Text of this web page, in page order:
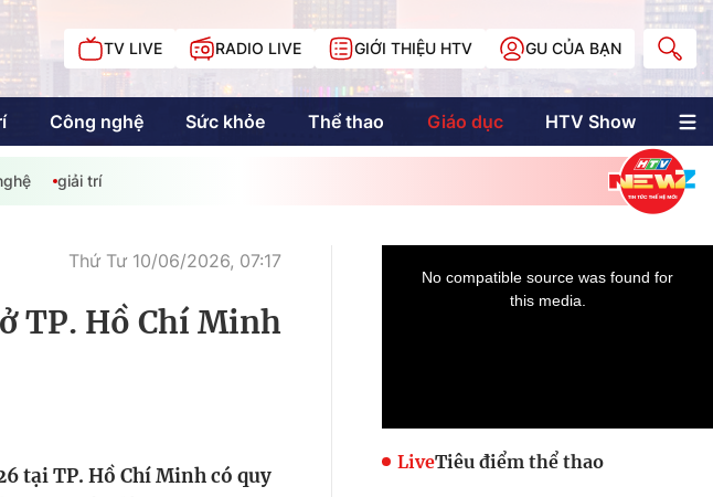
TV LIVE RADIO LIVE GIỚI THIỆU HTV GU CỦA BẠN
Công nghệ Sức khỏe Thể thao Giáo dục HTV Show
tế
Multimedia
Multiform
Doanh nhân Sài
Gòn
giải trí
Thứ Tư 10/06/2026, 07:17
TP. Hồ Chí Minh
tại TP. Hồ Chí Minh có quy
LiveTiêu điểm thể thao